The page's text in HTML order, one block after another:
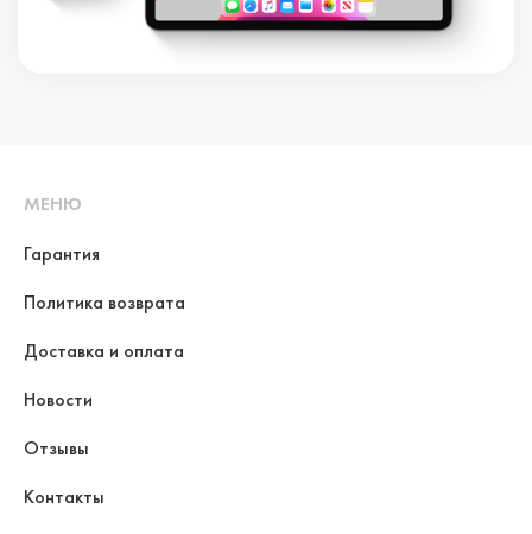
МЕНЮ
Гарантия
Политика возврата
Доставка и оплата
Новости
Отзывы
Контакты